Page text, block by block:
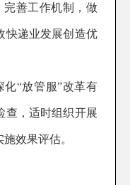
完善工作机制，做
快递业发展创造优
“放管服”改革有
查，适时组织开展
效果评估。